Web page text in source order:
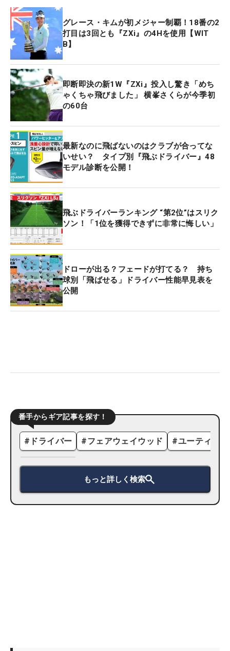
グレース・キムが初メジャー制覇！18番の2
打目は3回とも『ZXi』の4Hを使用【WIT
B】
即断即決の新1W『ZXi』投入し驚き「めち
ゃくちゃ飛びました」 横峯さくらが今季初
の60台
最新なのに飛ばないのはクラブが合ってな
いせい？ タイプ別『飛ぶドライバー』48
モデル診断を公開！
飛ぶドライバーランキング “第2位”はスリク
ソン！「1位を獲得できずに非常に悔しい」
ドローが出る？フェードが打てる？ 持ち
球別「飛ばせる」ドライバー性能早見表を
公開
番手からギア記事を探す！
# ドライバー #フェアウェイウッド #ユーティリ
もっと詳しく検索